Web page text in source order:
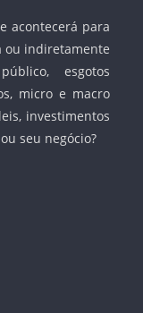
acontecerá para
ou indiretamente
esgotos
micro e macro
investimentos
seu negócio?